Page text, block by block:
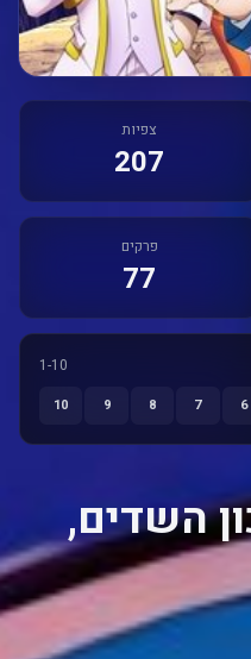
צפיות
207
פרקים
77
1-10
6
7
8
9
10
השדים,